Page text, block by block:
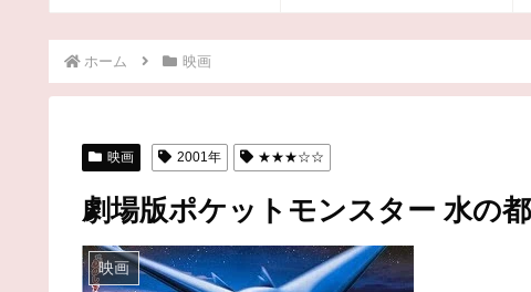
ホーム 映画
映画 2001年 ★★★☆☆
劇場版ポケットモンスター 水の
映画